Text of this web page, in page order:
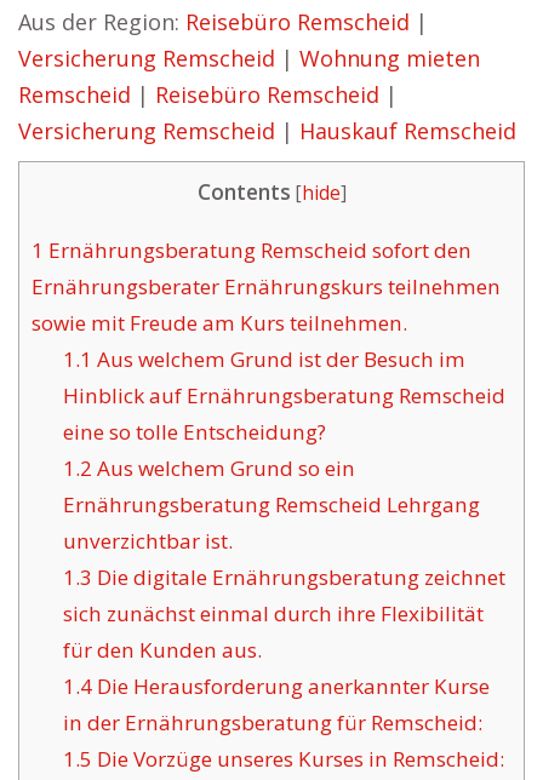
Aus der Region: Reisebüro Remscheid |
Versicherung Remscheid | Wohnung mieten
Remscheid | Reisebüro Remscheid |
Versicherung Remscheid | Hauskauf Remscheid
Contents [hide]
1 Ernährungsberatung Remscheid sofort den
Ernährungsberater Ernährungskurs teilnehmen
sowie mit Freude am Kurs teilnehmen.
1.1 Aus welchem Grund ist der Besuch im
Hinblick auf Ernährungsberatung Remscheid
eine so tolle Entscheidung?
1.2 Aus welchem Grund so ein
Ernährungsberatung Remscheid Lehrgang
unverzichtbar ist.
1.3 Die digitale Ernährungsberatung zeichnet
sich zunächst einmal durch ihre Flexibilität
für den Kunden aus.
1.4Die Herausforderung anerkannter Kurse
in der Ernährungsberatung für Remscheid:
1.5 Die Vorzüge unseres Kurses in Remscheid: